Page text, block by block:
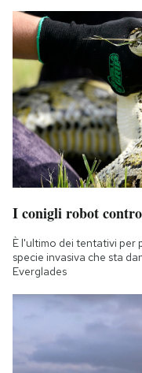
I conigli robot
È l'ultimo dei tentativi per
specie invasiva che sta
Everglades